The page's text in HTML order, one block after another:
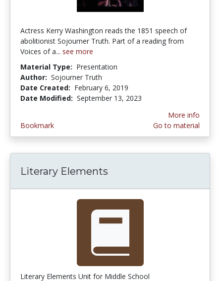
Actress Kerry Washington reads the 1851 speech of
abolitionist Sojourner Truth. Part of a reading from
Voices of a... see more
Material Type: Presentation
Author: Sojourner Truth
Date Created: February 6, 2019
Date Modified: September 13, 2023
Bookmark
More info
Go to material
Literary Elements
Literary Elements Unit for Middle School